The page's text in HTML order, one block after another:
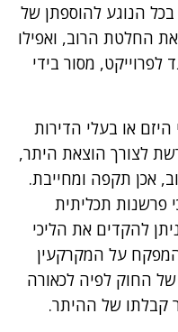
הנוגע להוספתן של
החלטת הרוב, ואפילו
מסור בידי
או בעלי הדירות
לצורך הוצאת היתר,
אכן תקפה ומחייבת.
פרשנות תכליתית
להקדים את הליכי
על המקרקעין
החוק לפיה לכאורה
קבלתו של ההיתר.